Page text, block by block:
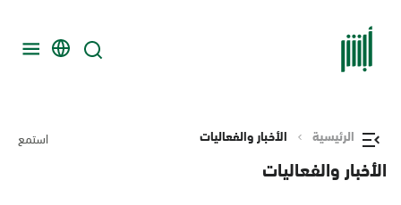
الرئيسية الأخبار والفعاليات استمع
الأخبار والفعاليات